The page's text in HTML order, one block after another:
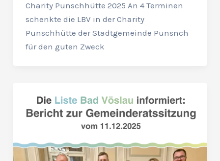
Charity Punschhütte 2025 An 4 Terminen
schenkte die LBV in der Charity
Punschhütte der Stadtgemeinde Punsnch
für den guten Zweck